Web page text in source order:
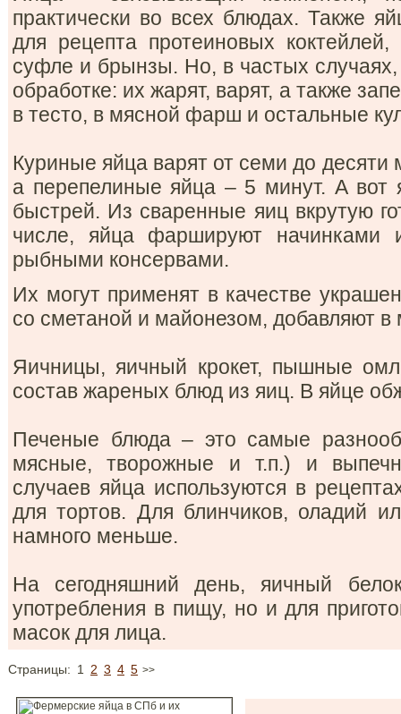
практически во всех блюдах. Также
для рецепта протеиновых
суфле и брынзы. Но, в частых случаях,
обработке: их жарят, варят, а также
в тесто, в мясной фарш и остальные
Куриные яйца варят от семи до десяти
а перепелиные яйца – 5 минут. А вот
быстрей. Из сваренные яиц вкрутую
числе, яйца фаршируют начинками
рыбными консервами.
Их могут применят в качестве
со сметаной и майонезом, добавляют
Яичницы, яичный крокет, пышные
состав жареных блюд из яиц. В яйце
Печеные блюда – это самые
мясные, творожные и т.п.) и
случаев яйца используются в
для тортов. Для блинчиков, оладий
намного меньше.
На сегодняшний день, яичный
употребления в пищу, но и для
масок для лица.
Страницы: 1 2 3 4 5 >>